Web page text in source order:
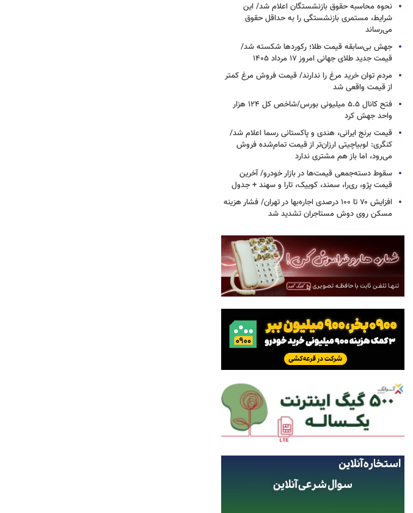
نحوه محاسبه حقوق بازنشستگان اعلام شد/ این
شرایط، مستمری بازنشستگی را به حداقل حقوق
می‌رساند
جهش بی‌سابقه قیمت طلا؛ رکوردها شکسته شد/
قیمت جدید طلای جهانی امروز ۱۷ مرداد ۱۴۰۵
مردم توان خرید مرغ را ندارند/ قیمت فروش مرغ کمتر
از قیمت واقعی شد
فتح کانال ۵.۵ میلیونی بورس/شاخص کل ۱۲۴ هزار
واحد جهش کرد
قیمت برنج ایرانی، هندی و پاکستانی رسما اعلام شد/
کنگری: لوبیاچیتی ارزان‌تر از قیمت تمام‌شده فروش
می‌رود، اما باز هم مشتری ندارد
سقوط دسته‌جمعی قیمت‌ها در بازار خودرو/ آخرین
قیمت پژو، ری‌را، سمند، کوییک، تارا و سهند + جدول
افزایش ۷۰ تا ۱۰۰ درصدی اجاره‌بها در تهران/ فشار هزینه
مسکن روی دوش مستاجران تشدید شد